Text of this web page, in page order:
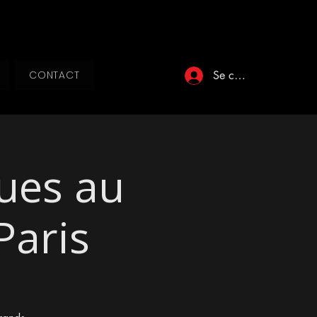
CONTACT Se connecter
au